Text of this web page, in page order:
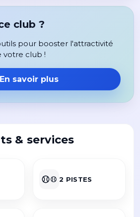
club ?
pour booster l'attractivité
votre club !
En savoir plus
& services
2 PISTES